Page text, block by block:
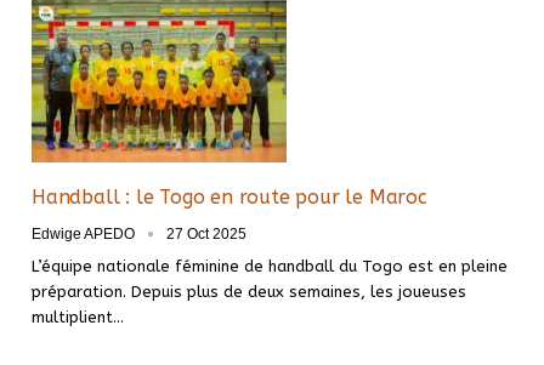
Handball : le Togo en route pour le Maroc
Edwige APEDO 27 Oct 2025
L’équipe nationale féminine de handball du Togo est en pleine
préparation. Depuis plus de deux semaines, les joueuses
multiplient…